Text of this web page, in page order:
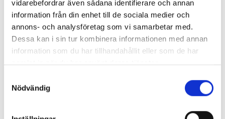
vidarebefordrar även sådana identifierare och annan
information från din enhet till de sociala medier och
annons- och analysföretag som vi samarbetar med.
Dessa kan i sin tur kombinera informationen med annan
information som du har tillhandahållit eller som de har
samlat in när du har använt deras tjänster.
Nödvändig
Recent Posts
Hello world!